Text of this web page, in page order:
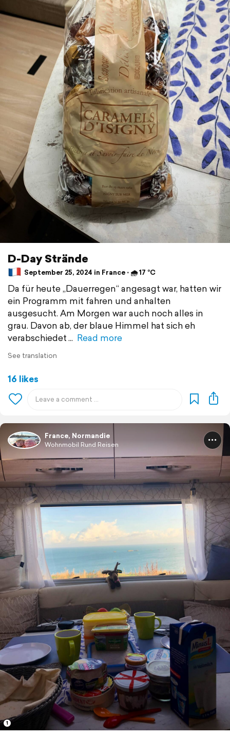
D-Day Strände
September 25, 2024 in France ⋅ 🌧 17 °C
Da für heute „Dauerregen“ angesagt war, hatten wir
ein Programm mit fahren und anhalten
ausgesucht. Am Morgen war auch noch alles in
grau. Davon ab, der blaue Himmel hat sich eh
verabschiedet
Read more
See translation
16 likes
France, Normandie
Wohnmobil Rund Reisen
1